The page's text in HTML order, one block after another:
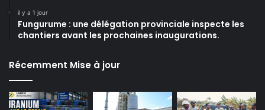
il y a 1 jour
Fungurume : une délégation provinciale inspecte les
chantiers avant les prochaines inaugurations.
Récemment Mise à jour